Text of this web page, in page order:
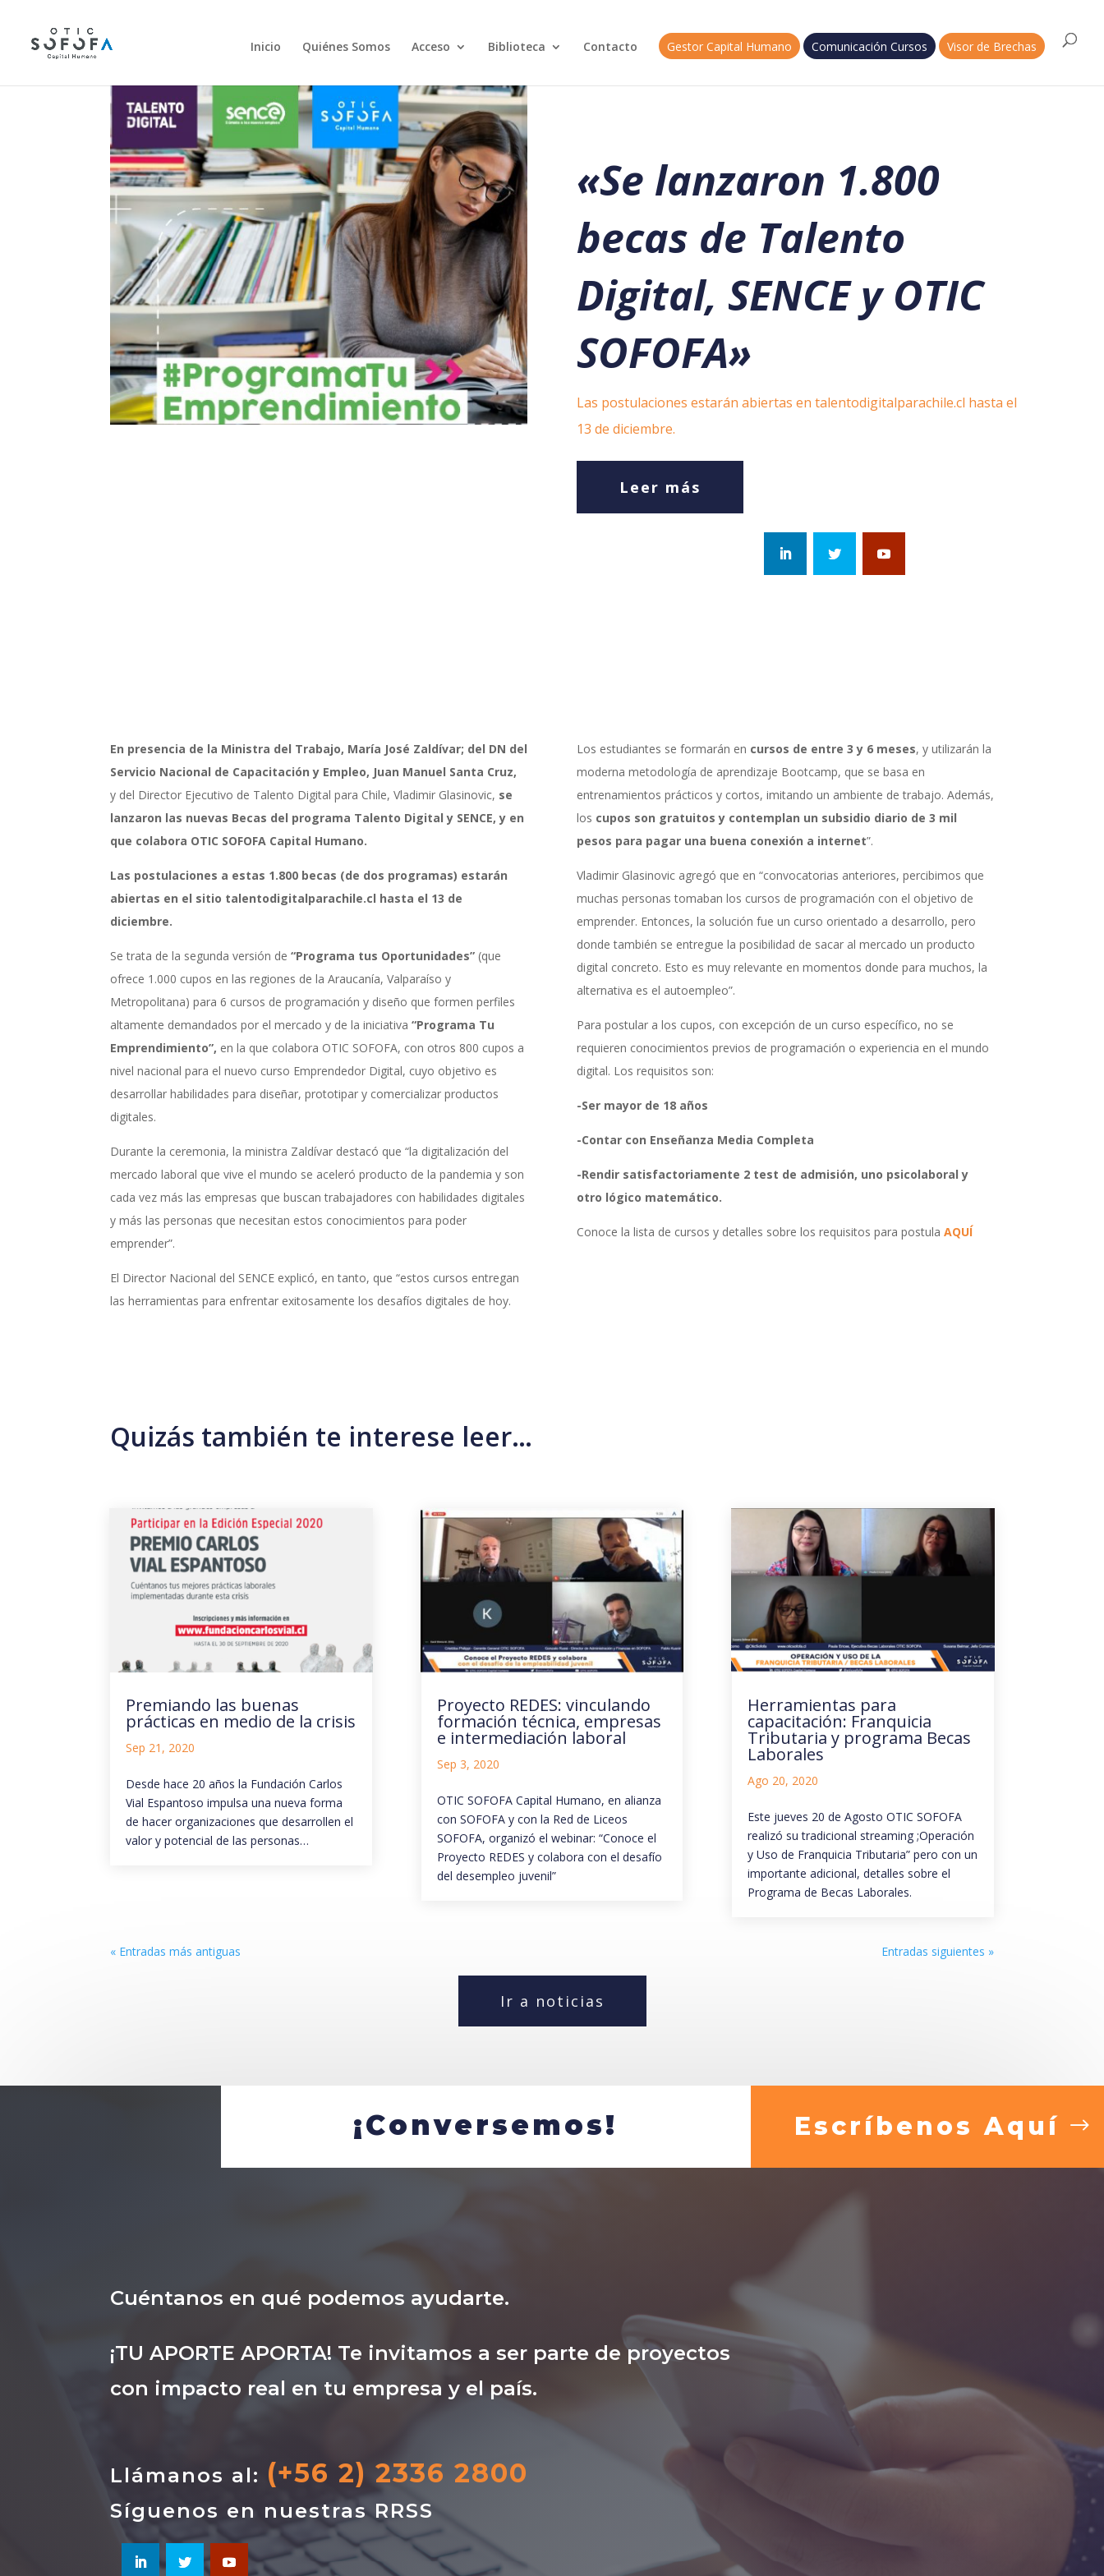
Inicio Quiénes Somos Acceso Biblioteca Contacto Gestor Capital Humano Comunicación Cursos Visor de Brechas
«Se lanzaron 1.800
becas de Talento
Digital, SENCE y OTIC
SOFOFA»
Las postulaciones estarán abiertas en talentodigitalparachile.cl hasta el
13 de diciembre.
Leer más
En presencia de la Ministra del Trabajo, María José Zaldívar; del DN del
Servicio Nacional de Capacitación y Empleo, Juan Manuel Santa Cruz,
y del Director Ejecutivo de Talento Digital para Chile, Vladimir Glasinovic, se
lanzaron las nuevas Becas del programa Talento Digital y SENCE, y en
que colabora OTIC SOFOFA Capital Humano.
Las postulaciones a estas 1.800 becas (de dos programas) estarán
abiertas en el sitio talentodigitalparachile.cl hasta el 13 de
diciembre.
Se trata de la segunda versión de“Programa tus Oportunidades” (que
ofrece 1.000 cupos en las regiones de la Araucanía, Valparaíso y
Metropolitana) para 6 cursos de programación y diseño que formen perfiles
altamente demandados por el mercado y de la iniciativa“Programa Tu
Emprendimiento”, en la que colabora OTIC SOFOFA, con otros 800 cupos a
nivel nacional para el nuevo curso Emprendedor Digital, cuyo objetivo es
desarrollar habilidades para diseñar, prototipar y comercializar productos
digitales.
Durante la ceremonia, la ministra Zaldívar destacó que “la digitalización del
mercado laboral que vive el mundo se aceleró producto de la pandemia y son
cada vez más las empresas que buscan trabajadores con habilidades digitales
y más las personas que necesitan estos conocimientos para poder
emprender”.
El Director Nacional del SENCE explicó, en tanto, que “estos cursos entregan
las herramientas para enfrentar exitosamente los desafíos digitales de hoy.
Los estudiantes se formarán en cursos de entre 3 y 6 meses, y utilizarán la
moderna metodología de aprendizaje Bootcamp, que se basa en
entrenamientos prácticos y cortos, imitando un ambiente de trabajo. Además,
los cupos son gratuitos y contemplan un subsidio diario de 3 mil
pesos para pagar una buena conexión a internet”.
Vladimir Glasinovic agregó que en “convocatorias anteriores, percibimos que
muchas personas tomaban los cursos de programación con el objetivo de
emprender. Entonces, la solución fue un curso orientado a desarrollo, pero
donde también se entregue la posibilidad de sacar al mercado un producto
digital concreto. Esto es muy relevante en momentos donde para muchos, la
alternativa es el autoempleo”.
Para postular a los cupos, con excepción de un curso específico, no se
requieren conocimientos previos de programación o experiencia en el mundo
digital. Los requisitos son:
-Ser mayor de 18 años
-Contar con Enseñanza Media Completa
-Rendir satisfactoriamente 2 test de admisión, uno psicolaboral y
otro lógico matemático.
Conoce la lista de cursos y detalles sobre los requisitos para postula AQUÍ
Quizás también te interese leer…
Premiando las buenas
prácticas en medio de la crisis
Sep 21, 2020
Desde hace 20 años la Fundación Carlos
Vial Espantoso impulsa una nueva forma
de hacer organizaciones que desarrollen el
valor y potencial de las personas…
Proyecto REDES: vinculando
formación técnica, empresas
e intermediación laboral
Sep 3, 2020
OTIC SOFOFA Capital Humano, en alianza
con SOFOFA y con la Red de Liceos
SOFOFA, organizó el webinar: “Conoce el
Proyecto REDES y colabora con el desafío
del desempleo juvenil”
Herramientas para
capacitación: Franquicia
Tributaria y programa Becas
Laborales
Ago 20, 2020
Este jueves 20 de Agosto OTIC SOFOFA
realizó su tradicional streaming ;Operación
y Uso de Franquicia Tributaria” pero con un
importante adicional, detalles sobre el
Programa de Becas Laborales.
« Entradas más antiguas Entradas siguientes »
Ir a noticias
¡Conversemos! Escríbenos Aquí
Cuéntanos en qué podemos ayudarte.
¡TU APORTE APORTA! Te invitamos a ser parte de proyectos
con impacto real en tu empresa y el país.
Llámanos al: (+56 2) 2336 2800
Síguenos en nuestras RRSS